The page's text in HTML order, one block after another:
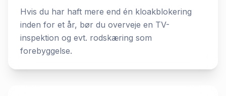
Hvis du har haft mere end én kloakblokering
inden for et år, bør du overveje en TV-
inspektion og evt. rodskæring som
forebyggelse.